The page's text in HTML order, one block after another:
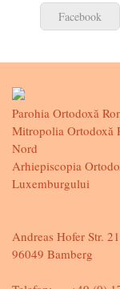
Facebook
Parohia Ortodoxă
Mitropolia Ortodoxă
Nord
Arhiepiscopia
Luxemburgului
Andreas Hofer Str. 21
96049 Bamberg